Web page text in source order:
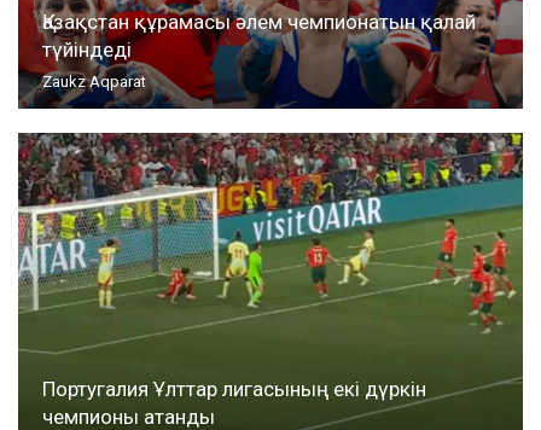
Қазақстан құрамасы әлем чемпионатын қалай
түйіндеді
Zaukz Aqparat
Португалия Ұлттар лигасының екі дүркін
чемпионы атанды